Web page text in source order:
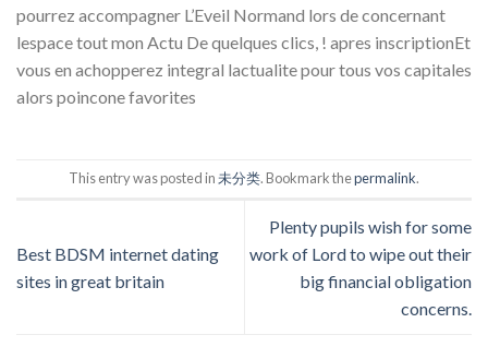
pourrez accompagner L’Eveil Normand lors de concernant
lespace tout mon Actu De quelques clics, ! apres inscriptionEt
vous en achopperez integral lactualite pour tous vos capitales
alors poincone favorites
This entry was posted in未分类. Bookmark thepermalink.
Best BDSM internet dating
sites in great britain
Plenty pupils wish for some
work of Lord to wipe out their
big financial obligation
concerns.